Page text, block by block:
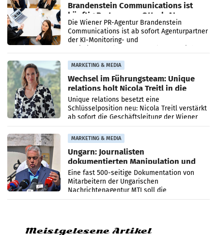
Brandenstein Communications ist
künftig Partner von OtterlyAI
Die Wiener PR-Agentur Brandenstein
Communications ist ab sofort Agenturpartner
der KI-Monitoring- und
MARKETING & MEDIA
Wechsel im Führungsteam: Unique
relations holt Nicola Treitl in die
Geschäftsleitung
Unique relations besetzt eine
Schlüsselposition neu: Nicola Treitl verstärkt
ab sofort die Geschäftsleitung der Wiener
PR-Agentur an der Seite von Josef Kalina und
Anna Kalina-Mahr.
MARKETING & MEDIA
Ungarn: Journalisten
dokumentierten Manipulation und
Zensur
Eine fast 500-seitige Dokumentation von
Mitarbeitern der Ungarischen
Nachrichtenagentur MTI soll die
systematische Nachrichten-Manipulation und
Meistgelesene Artikel